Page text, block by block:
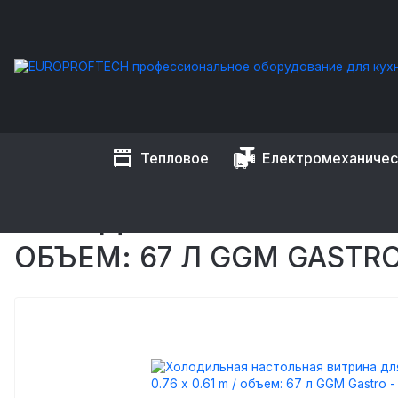
Тепловое
EUROPROFTECH Холодильное оборудование
ХОЛОДИЛЬНАЯ
ОБЪЕМ: 67 Л GGM